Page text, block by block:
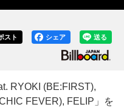
送る
シェア
スト
RYOKI (BE:FIRST),
FEVER), FELIP」を